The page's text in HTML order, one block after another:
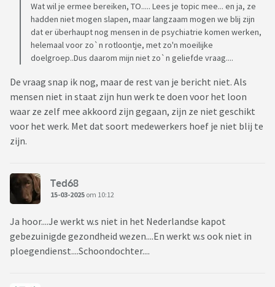
Wat wil je ermee bereiken, TO..... Lees je topic mee... en ja, ze
hadden niet mogen slapen, maar langzaam mogen we blij zijn
dat er überhaupt nog mensen in de psychiatrie komen werken,
helemaal voor zo`n rotloontje, met zo'n moeilijke
doelgroep..Dus daarom mijn niet zo`n geliefde vraag....
De vraag snap ik nog, maar de rest van je bericht niet. Als
mensen niet in staat zijn hun werk te doen voor het loon
waar ze zelf mee akkoord zijn gegaan, zijn ze niet geschikt
voor het werk. Met dat soort medewerkers hoef je niet blij te
zijn.
Ted68
15-03-2025 om 10:12
Ja hoor....Je werkt w.s niet in het Nederlandse kapot
gebezuinigde gezondheid wezen....En werkt w.s ook niet in
ploegendienst....Schoondochter....